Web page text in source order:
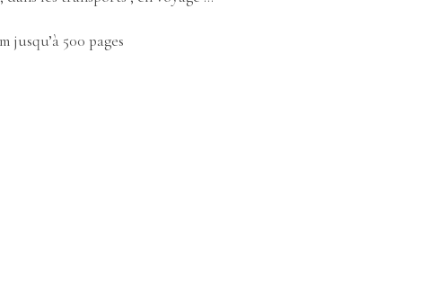
jusqu’à 500 pages